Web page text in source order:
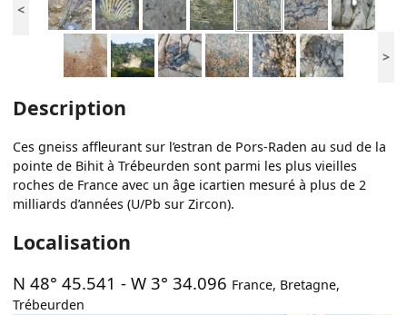
<
>
Description
Ces gneiss affleurant sur l’estran de Pors-Raden au sud de la
pointe de Bihit à Trébeurden sont parmi les plus vieilles
roches de France avec un âge icartien mesuré à plus de 2
milliards d’années (U/Pb sur Zircon).
Localisation
N 48° 45.541 -W 3° 34.096 France, Bretagne,
Trébeurden